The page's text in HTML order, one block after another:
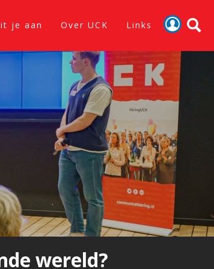
je aan Over UCK Links
wereld?
Activiteiten
Nieuws
Verslagen
Sluit je aan
Over UCK
Links